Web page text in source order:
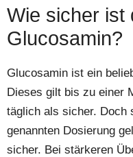
Wie sicher ist
Glucosamin?
Glucosamin ist ein
Dieses gilt bis zu einer
täglich als sicher. Doch
genannten Dosierung
sicher. Bei stärkeren